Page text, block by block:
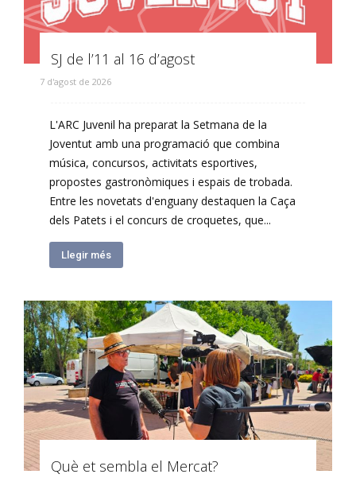
SJ de l’11 al 16 d’agost
7 d'agost de 2026
L'ARC Juvenil ha preparat la Setmana de la
Joventut amb una programació que combina
música, concursos, activitats esportives,
propostes gastronòmiques i espais de trobada.
Entre les novetats d'enguany destaquen la Caça
dels Patets i el concurs de croquetes, que...
Llegir més
Què et sembla el Mercat?